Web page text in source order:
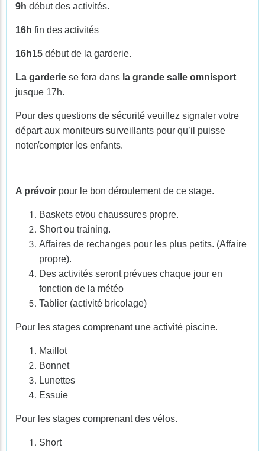
9h début des activités.
16h fin des activités
16h15 début de la garderie.
La garderie se fera dans la grande salle omnisport
jusque 17h.
Pour des questions de sécurité veuillez signaler votre
départ aux moniteurs surveillants pour qu’il puisse
noter/compter les enfants.
A prévoir pour le bon déroulement de ce stage.
Baskets et/ou chaussures propre.
Short ou training.
Affaires de rechanges pour les plus petits. (Affaire
propre).
Des activités seront prévues chaque jour en
fonction de la météo
Tablier (activité bricolage)
Pour les stages comprenant une activité piscine.
Maillot
Bonnet
Lunettes
Essuie
Pour les stages comprenant des vélos.
Short